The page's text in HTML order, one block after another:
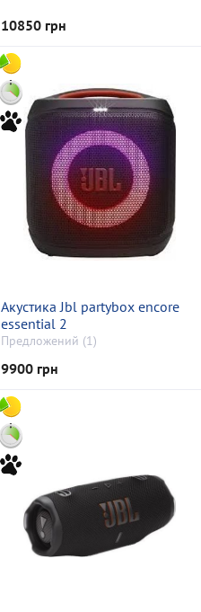
10850 грн
Акустика Jbl partybox encore
essential 2
Предложений (1)
9900 грн